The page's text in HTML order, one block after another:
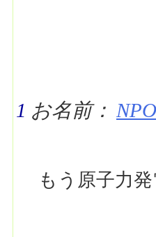
1 お名前：
もう原子力